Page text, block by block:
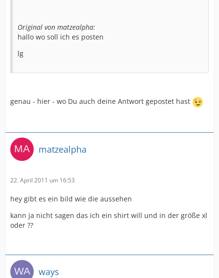
Original von matzealpha:
hallo wo soll ich es posten
lg
genau - hier - wo Du auch deine Antwort gepostet hast
matzealpha
22. April 2011 um 16:53
hey gibt es ein bild wie die aussehen
kann ja nicht sagen das ich ein shirt will und in der größe xl
oder ??
ways